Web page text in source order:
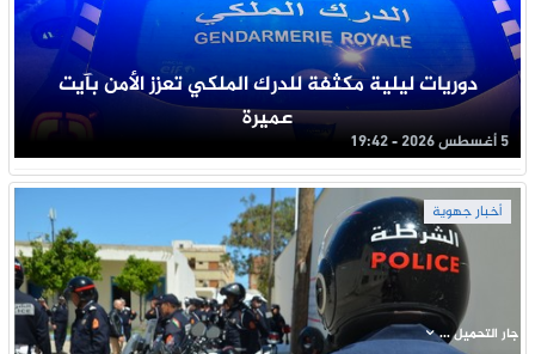
دوريات ليلية مكثفة للدرك الملكي تعزز الأمن بآيت
عميرة
5 أغسطس 2026 - 19:42
أخبار جهوية
جار التحميل ...